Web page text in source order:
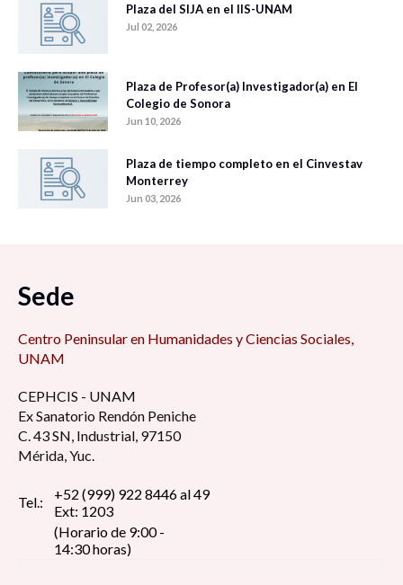
Plaza del SIJA en el IIS-UNAM
Jul 02, 2026
Plaza de Profesor(a) Investigador(a) en El
Colegio de Sonora
Jun 10, 2026
Plaza de tiempo completo en el Cinvestav
Monterrey
Jun 03, 2026
Sede
Centro Peninsular en Humanidades y Ciencias Sociales,
UNAM
CEPHCIS - UNAM
Ex Sanatorio Rendón Peniche
C. 43 SN, Industrial, 97150
Mérida, Yuc.
Tel.:
+52 (999) 922 8446 al 49
Ext: 1203
(Horario de 9:00 -
14:30 horas)